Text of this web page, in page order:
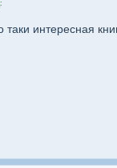
таки интересная